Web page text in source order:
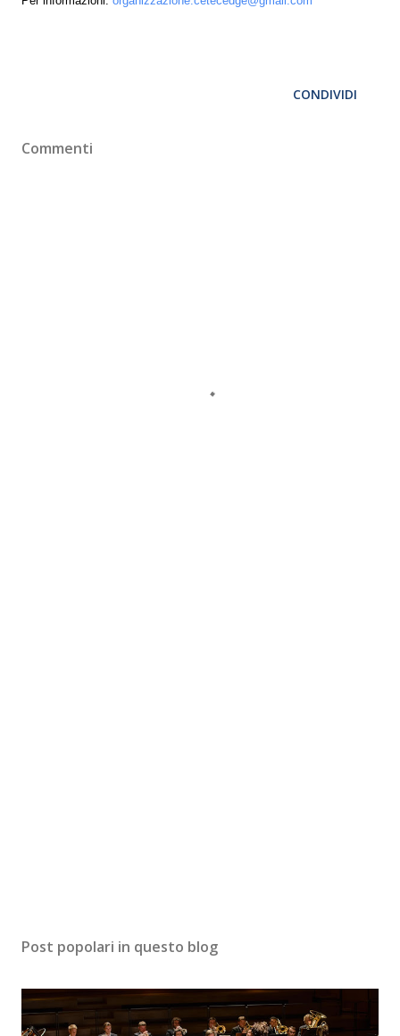
CONDIVIDI
Commenti
Post popolari in questo blog